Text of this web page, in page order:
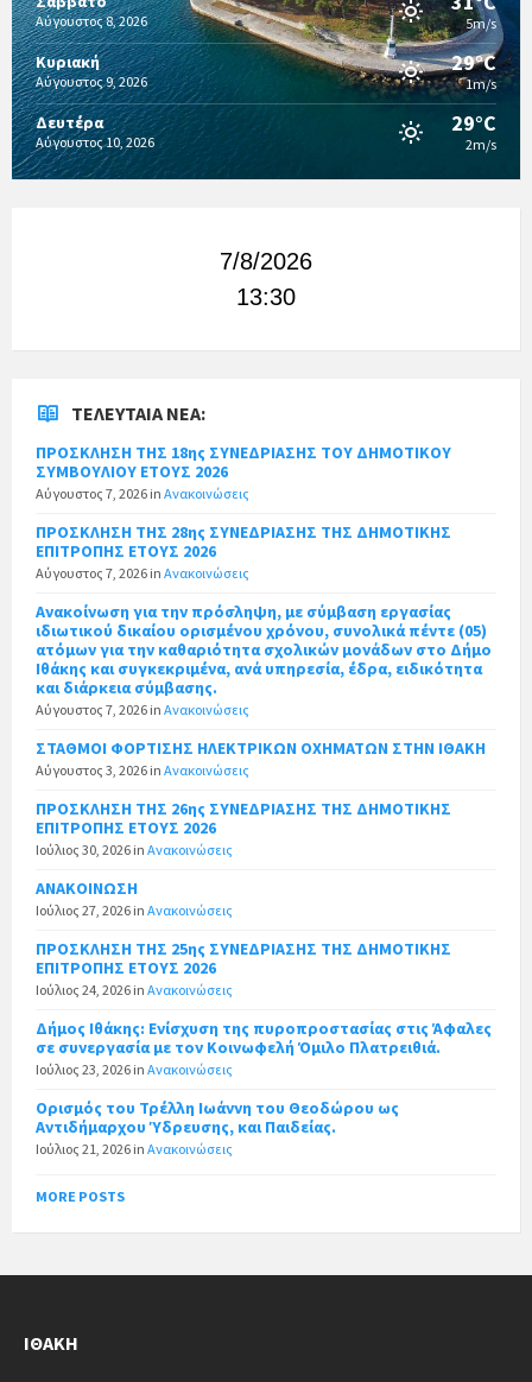
Αύγουστος 8, 2026 5m/s
Κυριακή
Αύγουστος 9, 2026
29°C
1m/s
Δευτέρα
Αύγουστος 10, 2026
29°C
2m/s
7/8/2026
13:30
ΤΕΛΕΥΤΑΊΑ ΝΈΑ:
ΠΡΟΣΚΛΗΣΗ ΤΗΣ 18ης ΣΥΝΕΔΡΙΑΣΗΣ ΤΟΥ ΔΗΜΟΤΙΚΟΥ
ΣΥΜΒΟΥΛΙΟΥ ΕΤΟΥΣ 2026
Αύγουστος 7, 2026 in Ανακοινώσεις
ΠΡΟΣΚΛΗΣΗ ΤΗΣ 28ης ΣΥΝΕΔΡΙΑΣΗΣ ΤΗΣ ΔΗΜΟΤΙΚΗΣ
ΕΠΙΤΡΟΠΗΣ ΕΤΟΥΣ 2026
Αύγουστος 7, 2026 in Ανακοινώσεις
Ανακοίνωση για την πρόσληψη, με σύμβαση εργασίας
ιδιωτικού δικαίου ορισμένου χρόνου, συνολικά πέντε (05)
ατόμων για την καθαριότητα σχολικών μονάδων στο Δήμο
Ιθάκης και συγκεκριμένα, ανά υπηρεσία, έδρα, ειδικότητα
και διάρκεια σύμβασης.
Αύγουστος 7, 2026 in Ανακοινώσεις
ΣΤΑΘΜΟΙ ΦΟΡΤΙΣΗΣ ΗΛΕΚΤΡΙΚΩΝ ΟΧΗΜΑΤΩΝ ΣΤΗΝ ΙΘΑΚΗ
Αύγουστος 3, 2026 in Ανακοινώσεις
ΠΡΟΣΚΛΗΣΗ ΤΗΣ 26ης ΣΥΝΕΔΡΙΑΣΗΣ ΤΗΣ ΔΗΜΟΤΙΚΗΣ
ΕΠΙΤΡΟΠΗΣ ΕΤΟΥΣ 2026
Ιούλιος 30, 2026 in Ανακοινώσεις
ΑΝΑΚΟΙΝΩΣΗ
Ιούλιος 27, 2026 in Ανακοινώσεις
ΠΡΟΣΚΛΗΣΗ ΤΗΣ 25ης ΣΥΝΕΔΡΙΑΣΗΣ ΤΗΣ ΔΗΜΟΤΙΚΗΣ
ΕΠΙΤΡΟΠΗΣ ΕΤΟΥΣ 2026
Ιούλιος 24, 2026 in Ανακοινώσεις
Δήμος Ιθάκης: Ενίσχυση της πυροπροστασίας στις Άφαλες
σε συνεργασία με τον Κοινωφελή Όμιλο Πλατρειθιά.
Ιούλιος 23, 2026 in Ανακοινώσεις
Ορισμός του Τρέλλη Ιωάννη του Θεοδώρου ως
Αντιδήμαρχου Ύδρευσης, και Παιδείας.
Ιούλιος 21, 2026 in Ανακοινώσεις
MORE POSTS
ΙΘΆΚΗ